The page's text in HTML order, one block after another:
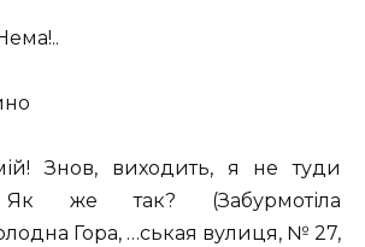
Знов, виходить, я не туди
Як же так? (Забурмотіла
Гора, …ськая вулиця, № 27,